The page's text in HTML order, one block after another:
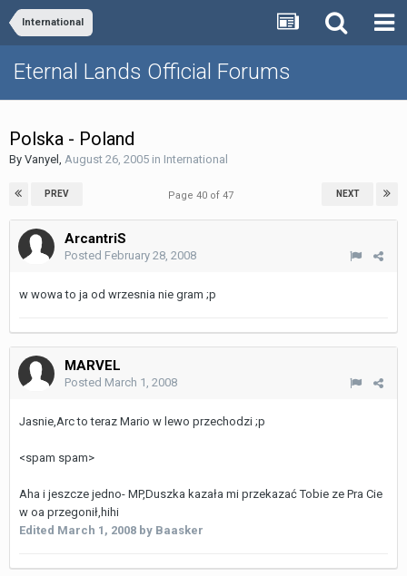
International
Eternal Lands Official Forums
Polska - Poland
By Vanyel , August 26, 2005 in International
PREV NEXT
Page 40 of 47
ArcantriS
Posted February 28, 2008
w wowa to ja od wrzesnia nie gram ;p
MARVEL
Posted March 1, 2008
Jasnie,Arc to teraz Mario w lewo przechodzi ;p
<spam spam>
Aha i jeszcze jedno- MP,Duszka kazała mi przekazać Tobie ze Pra Cie
w oa przegonił,hihi
Edited March 1, 2008 by Baasker